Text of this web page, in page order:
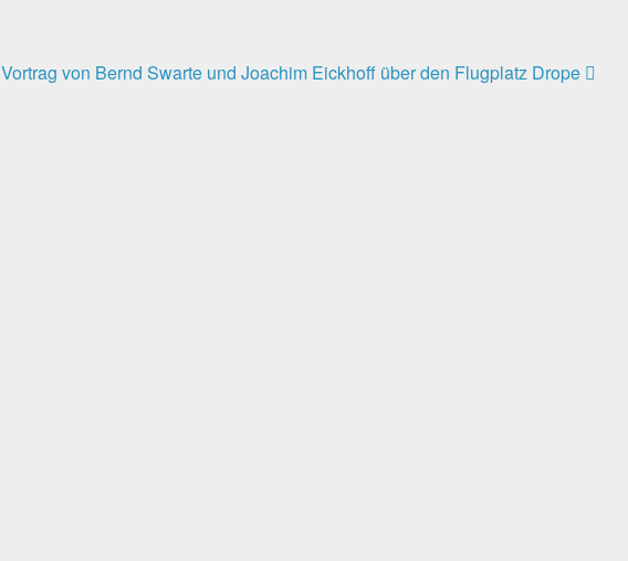
Vortrag von Bernd Swarte und Joachim Eickhoff über den Flugplatz Drope